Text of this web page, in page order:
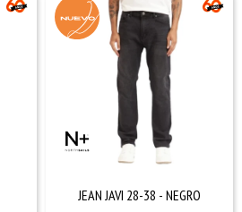
JEAN JAVI 28-38 - NEGRO